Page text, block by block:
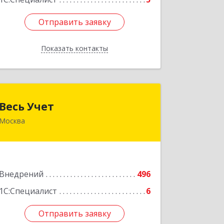
Отправить заявку
Показать контакты
Отправить заявку
Назад
Весь Учет
Москва
Внедрений
496
1С:Специалист
6
Отправить заявку
109004, Москва г, Николоямская ул,
Отправить заявку